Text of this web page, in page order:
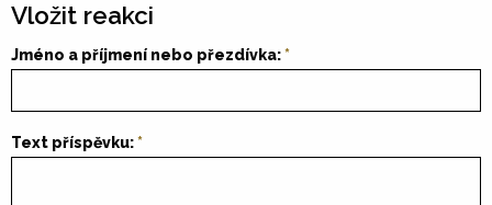
Vložit reakci
Jméno a příjmení nebo přezdívka:
Text příspěvku: